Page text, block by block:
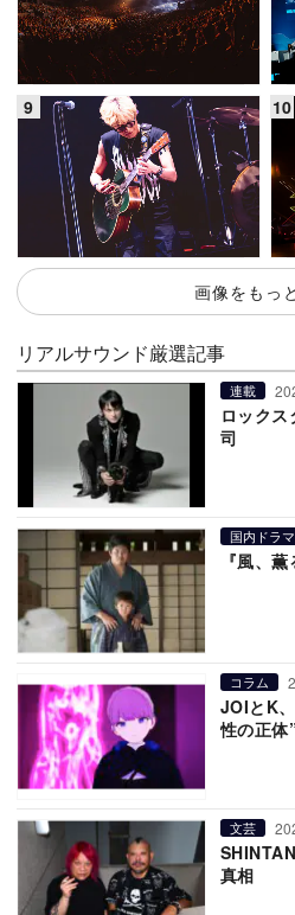
画像をもっ
リアルサウンド厳選記事
連載
ロック
司
国内ドラマ
『風、
コラム
JOIとK
性の正体
文芸
真相